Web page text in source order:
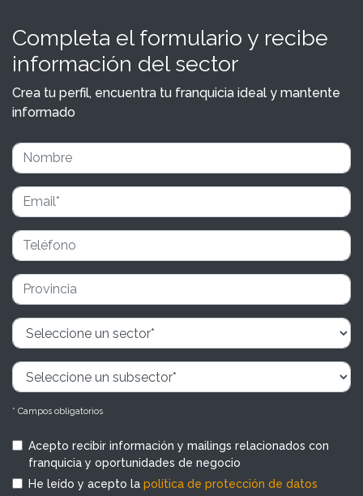
Completa el formulario y recibe
información del sector
Crea tu perfil, encuentra tu franquicia ideal y mantente
informado
* Campos obligatorios
Acepto recibir información y mailings relacionados con
franquicia y oportunidades de negocio
He leído y acepto la política de protección de datos